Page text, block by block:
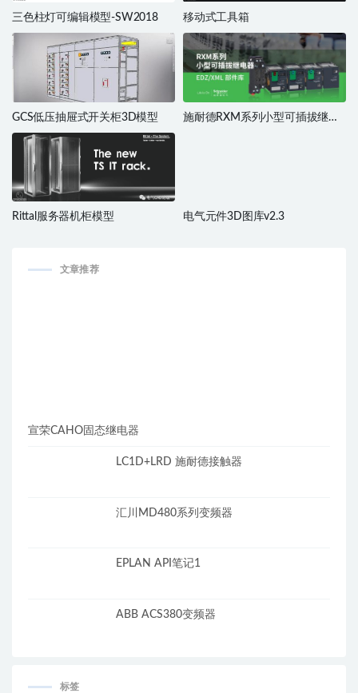
三色柱灯可编辑模型-SW2018 移动式工具箱
GCS低压抽屉式开关柜3D模型
施耐德RXM系列小型可插拔继电
Rittal服务器机柜模型 电气元件3D图库v2.3
文章推荐
宣荣CAHO固态继电器
LC1D+LRD 施耐德接触器
汇川MD480系列变频器
EPLAN API笔记1
ABB ACS380变频器
标签